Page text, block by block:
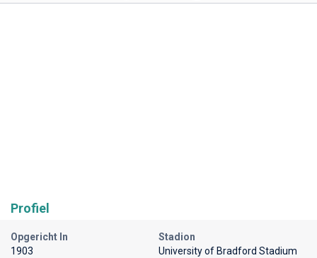
Profiel
Opgericht In
1903
Stadion
University of Bradford Stadium